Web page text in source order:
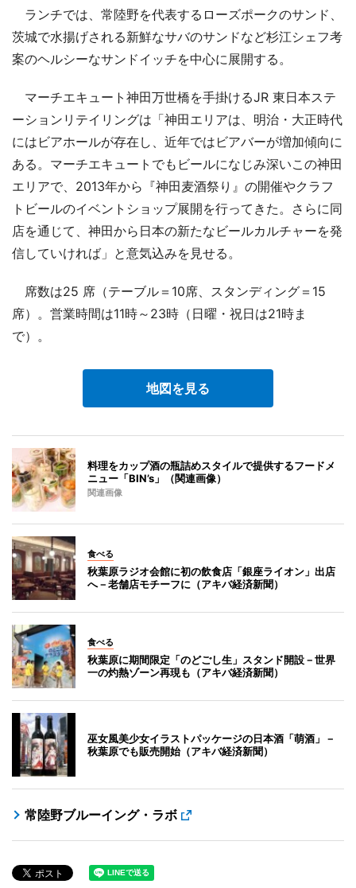
ランチでは、常陸野を代表するローズポークのサンド、
茨城で水揚げされる新鮮なサバのサンドなど杉江シェフ考
案のヘルシーなサンドイッチを中心に展開する。
マーチエキュート神田万世橋を手掛けるJR 東日本ステ
ーションリテイリングは「神田エリアは、明治・大正時代
にはビアホールが存在し、近年ではビアバーが増加傾向に
ある。マーチエキュートでもビールになじみ深いこの神田
エリアで、2013年から『神田麦酒祭り』の開催やクラフ
トビールのイベントショップ展開を行ってきた。さらに同
店を通じて、神田から日本の新たなビールカルチャーを発
信していければ」と意気込みを見せる。
席数は25 席（テーブル＝10席、スタンディング＝15
席）。営業時間は11時～23時（日曜・祝日は21時ま
で）。
地図を見る
料理をカップ酒の瓶詰めスタイルで提供するフードメ
ニュー「BIN’s」（関連画像）
関連画像
食べる
秋葉原ラジオ会館に初の飲食店「銀座ライオン」出店
へ－老舗店モチーフに（アキバ経済新聞）
食べる
秋葉原に期間限定「のどごし生」スタンド開設－世界
一の灼熱ゾーン再現も（アキバ経済新聞）
巫女風美少女イラストパッケージの日本酒「萌酒」－
秋葉原でも販売開始（アキバ経済新聞）
常陸野ブルーイング・ラボ